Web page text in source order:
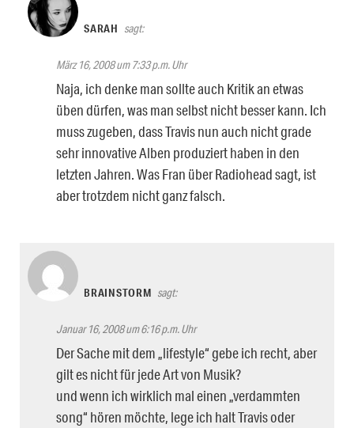
SARAH sagt:
März 16, 2008 um 7:33 p.m. Uhr
Naja, ich denke man sollte auch Kritik an etwas
üben dürfen, was man selbst nicht besser kann. Ich
muss zugeben, dass Travis nun auch nicht grade
sehr innovative Alben produziert haben in den
letzten Jahren. Was Fran über Radiohead sagt, ist
aber trotzdem nicht ganz falsch.
BRAINSTORM sagt:
Januar 16, 2008 um 6:16 p.m. Uhr
Der Sache mit dem „lifestyle“ gebe ich recht, aber
gilt es nicht für jede Art von Musik?
und wenn ich wirklich mal einen „verdammten
song“ hören möchte, lege ich halt Travis oder